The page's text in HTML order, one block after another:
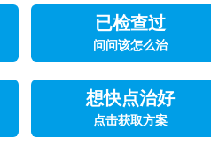
已检查过
问问该怎么治
想快点治好
点击获取方案